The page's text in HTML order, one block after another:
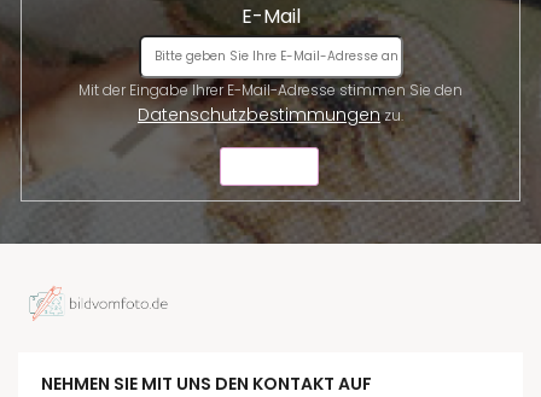
E-Mail
Datenschutzbestimmungenzu.
NEHMEN SIE MIT UNS DEN KONTAKT AUF